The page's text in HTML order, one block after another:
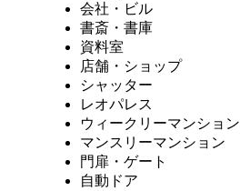
会社・ビル
書斎・書庫
資料室
店舗・ショップ
シャッター
レオパレス
ウィークリーマンション
マンスリーマンション
門扉・ゲート
自動ドア